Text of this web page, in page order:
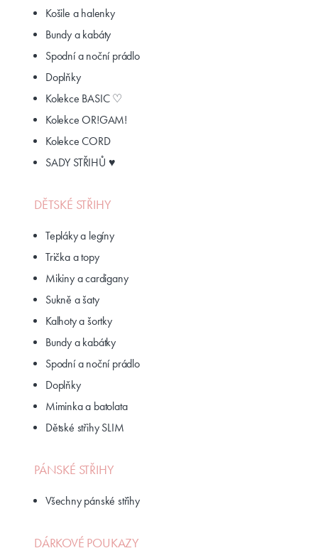
Košile a halenky
Bundy a kabáty
Spodní a noční prádlo
Doplňky
Kolekce BASIC ♡
Kolekce OR!GAM!
Kolekce CORD
SADY STŘIHŮ ♥
DĚTSKÉ STŘIHY
Tepláky a legíny
Trička a topy
Mikiny a cardigany
Sukně a šaty
Kalhoty a šortky
Bundy a kabátky
Spodní a noční prádlo
Doplňky
Miminka a batolata
Dětské střihy SLIM
PÁNSKÉ STŘIHY
Všechny pánské střihy
DÁRKOVÉ POUKAZY